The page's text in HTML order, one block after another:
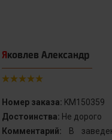
Яковлев Александр
Номер заказа: KM150359
Достоинства: Не дорого
Комментарий: В